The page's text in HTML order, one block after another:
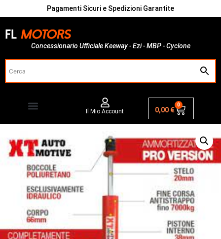
Pagamenti Sicuri e Spedizioni Garantite
Concessionario Ufficiale Keeway - Ezi - MBP - Cyclone
Il Mio Account 0,00 €
0